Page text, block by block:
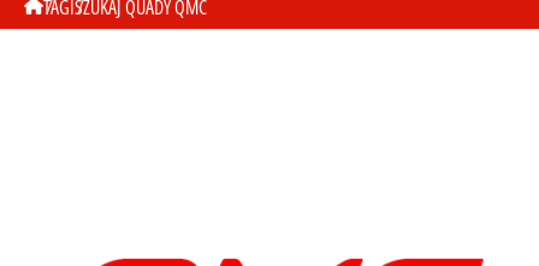
TAGISZUKAJ QUADY QMC